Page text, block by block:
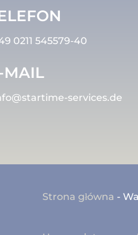
0211 545579-40
MAIL
services.de
Strona główna -